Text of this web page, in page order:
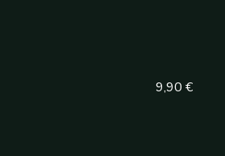
9,90 €